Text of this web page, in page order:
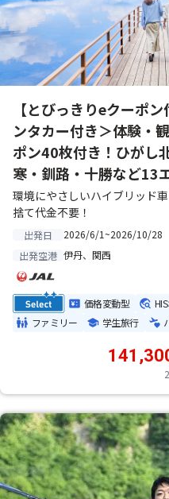
【とびっきりeクーポ
ンタカー付き＞体験・
ポン40枚付き！ひがし
寒・釧路・十勝など13
環境にやさしいハイブリッド
捨て代金不要！
出発日
2026/6/1~2026/10/28
出発空港 伊丹、関西
価格変動型
ファミリー
学生旅行